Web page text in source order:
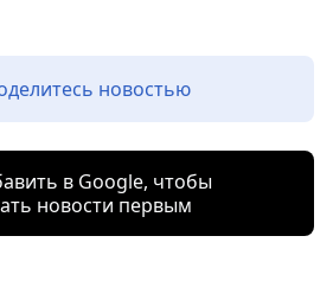
новостью
в Google, чтобы
новости первым